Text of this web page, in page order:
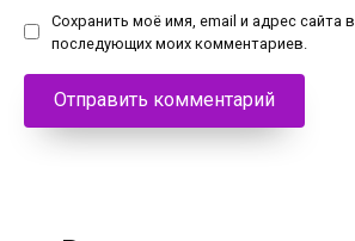
Сохранить моё имя, email и адрес сайта
последующих моих комментариев.